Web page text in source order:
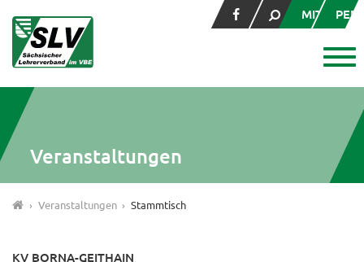
MITGLIED
Veranstaltungen
Veranstaltungen Stammtisch
KV BORNA-GEITHAIN